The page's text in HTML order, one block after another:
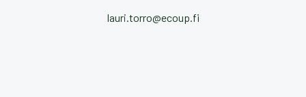
lauri.torro@ecoup.fi